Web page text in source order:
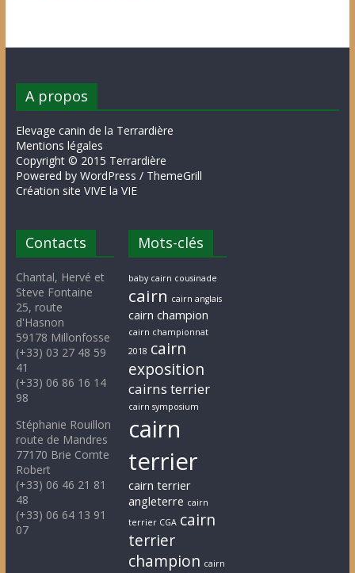
A propos
Elevage canin de la Terrardière
Mentions légales
Copyright © 2015 Terrardière
Powered by WordPress / ThemeGrill
Création site VIVE la VIE
Contacts
Chantal, Hervé et
Steve Fontaine
25, route
d'Hasnon
59178 Millonfosse
(+33) 03 27 48 59
41
(+33) 06 86 16 14
98
Stéphanie Rouillon
route de Mandres
77170 Brie Comte
Robert
(+33) 06 46 21 81
48
(+33) 06 64 13 91
07
Mots-clés
baby cairn cousinade
cairn cairn anglais
cairn champion
cairn championnat
2018 cairn
exposition
cairns terrier
cairn symposium
cairn
terrier
cairn terrier
angleterre cairn
terrier CGA cairn
terrier
champion cairn